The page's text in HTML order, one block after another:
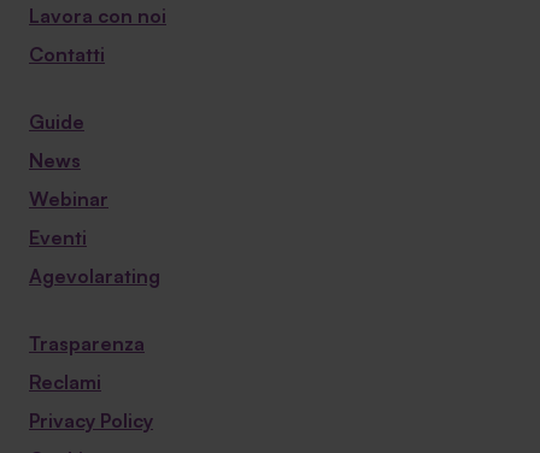
Lavora con noi
Contatti
Guide
News
Webinar
Eventi
Agevolarating
Trasparenza
Reclami
Privacy Policy